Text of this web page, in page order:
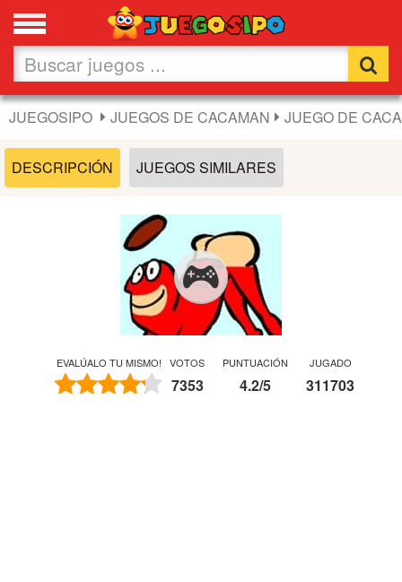
Favoritos
Nuevos
Flash
Acción
Fútbol
JUEGOSIPO JUEGOS DE CACAMAN JUEGO DE
DESCRIPCIÓN JUEGOS SIMILARES
EVALÚALO TU MISMO! VOTOS
7353
PUNTUACIÓN
4.2/5
JUGADO
311703